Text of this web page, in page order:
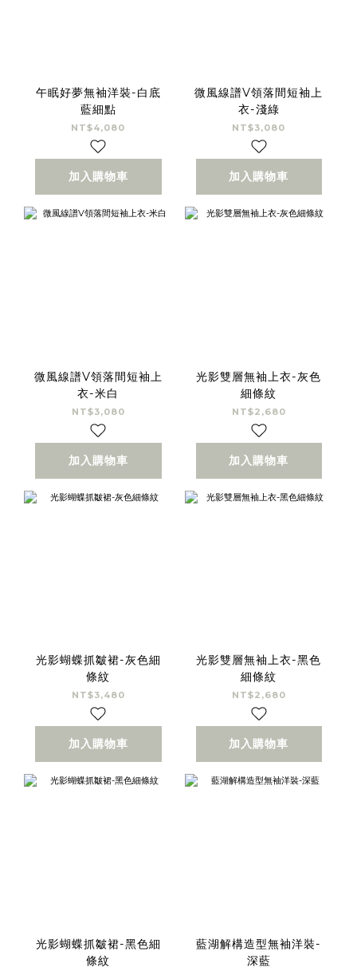
午眠好夢無袖洋裝-白底
藍細點
NT$4,080
加入購物車
微風線譜V領落間短袖上
衣-淺綠
NT$3,080
加入購物車
微風線譜V領落間短袖上
衣-米白
NT$3,080
加入購物車
光影雙層無袖上衣-灰色
細條紋
NT$2,680
加入購物車
光影蝴蝶抓皺裙-灰色細
條紋
NT$3,480
加入購物車
光影雙層無袖上衣-黑色
細條紋
NT$2,680
加入購物車
光影蝴蝶抓皺裙-黑色細
條紋
藍湖解構造型無袖洋裝-
深藍